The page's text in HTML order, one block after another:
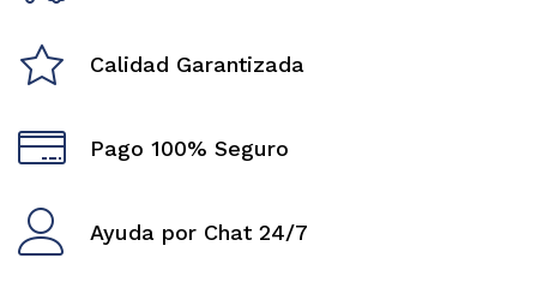
Calidad Garantizada
Pago 100% Seguro
Ayuda por Chat 24/7